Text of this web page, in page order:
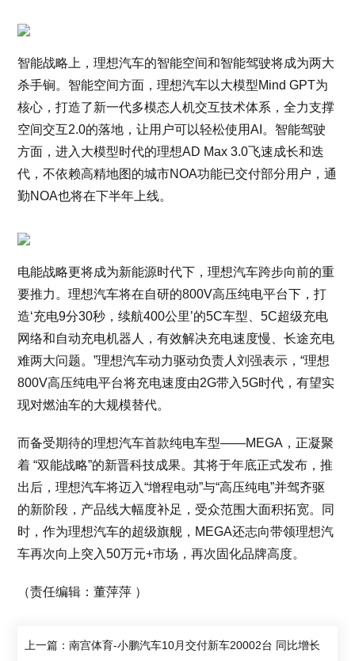
智能战略上，理想汽车的智能空间和智能驾驶将成为两大
杀手锏。智能空间方面，理想汽车以大模型Mind GPT为
核心，打造了新一代多模态人机交互技术体系，全力支撑
空间交互2.0的落地，让用户可以轻松使用AI。智能驾驶
方面，进入大模型时代的理想AD Max 3.0飞速成长和迭
代，不依赖高精地图的城市NOA功能已交付部分用户，通
勤NOA也将在下半年上线。
电能战略更将成为新能源时代下，理想汽车跨步向前的重
要推力。理想汽车将在自研的800V高压纯电平台下，打
造‘充电9分30秒，续航400公里’的5C车型、5C超级充电
网络和自动充电机器人，有效解决充电速度慢、长途充电
难两大问题。”理想汽车动力驱动负责人刘强表示，“理想
800V高压纯电平台将充电速度由2G带入5G时代，有望实
现对燃油车的大规模替代。
而备受期待的理想汽车首款纯电车型——MEGA，正凝聚
着 “双能战略”的新晋科技成果。其将于年底正式发布，推
出后，理想汽车将迈入“增程电动”与“高压纯电”并驾齐驱
的新阶段，产品线大幅度补足，受众范围大面积拓宽。同
时，作为理想汽车的超级旗舰，MEGA还志向带领理想汽
车再次向上突入50万元+市场，再次固化品牌高度。
（责任编辑：董萍萍 ）
上一篇：南宫体育-小鹏汽车10月交付新车20002台 同比增长